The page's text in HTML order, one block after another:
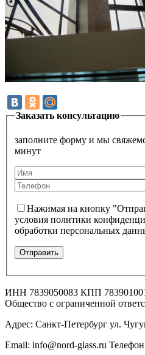
Заказать консультацию
заполните форму и мы
минут
Нажимая на кнопку
условия политики
обработки персональных
ИНН 7839050083 КПП
Общество с ограниченной
Адрес: Санкт-Петербург ул.
Email: info@nord-glass.ru